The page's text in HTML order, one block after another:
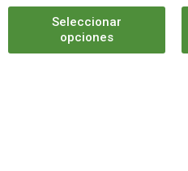
Seleccionar
opciones
de